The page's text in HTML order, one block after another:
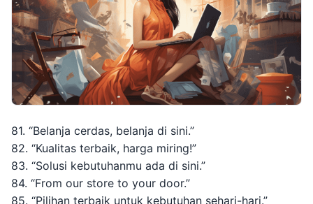
81. “Belanja cerdas, belanja di sini.”
82. “Kualitas terbaik, harga miring!”
83. “Solusi kebutuhanmu ada di sini.”
84. “From our store to your door.”
85. “Pilihan terbaik untuk kebutuhan sehari-hari.”